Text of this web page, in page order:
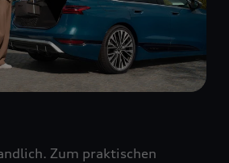
Zum praktischen